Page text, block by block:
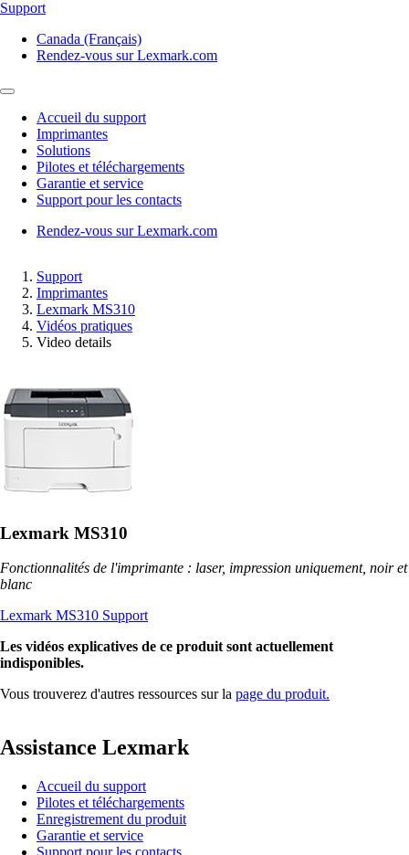
Support
Canada (Français)
Rendez-vous sur Lexmark.com
Accueil du support
Imprimantes
Solutions
Pilotes et téléchargements
Garantie et service
Support pour les contacts
Rendez-vous sur Lexmark.com
Support
Imprimantes
Lexmark MS310
Vidéos pratiques
Video details
Lexmark MS310
Fonctionnalités de l'imprimante : laser, impression uniquement, noir et
blanc
Lexmark MS310 Support
Les vidéos explicatives de ce produit sont actuellement
indisponibles.
Vous trouverez d'autres ressources sur la page du produit.
Assistance Lexmark
Accueil du support
Pilotes et téléchargements
Enregistrement du produit
Garantie et service